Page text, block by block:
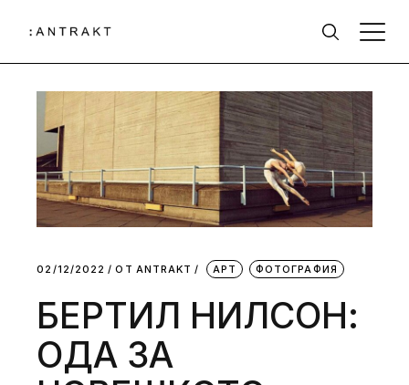
02/12/2022 ОТ АNTRAKT АРТ ФОТОГРАФИЯ
БЕРТИЛ НИЛСОН:
ОДА ЗА